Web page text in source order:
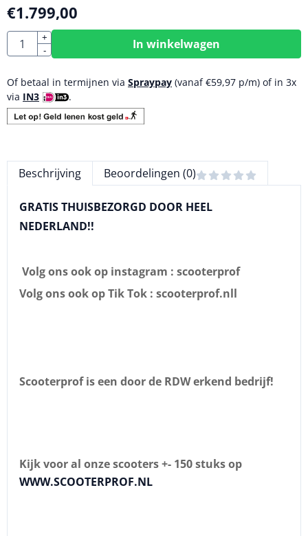
€1.799,00
Aantal
+
-
In winkelwagen
Of betaal in termijnen via Spraypay (vanaf€59,97 p/m) of in 3x
via IN3 .
Beschrijving Beoordelingen (0)
GRATIS THUISBEZORGD DOOR HEEL
NEDERLAND!!
Volg ons ook op instagram : scooterprof
Volg ons ook op Tik Tok : scooterprof.nll
Scooterprof is een door de RDW erkend bedrijf!
Kijk voor al onze scooters +- 150 stuks op
WWW.SCOOTERPROF.NL